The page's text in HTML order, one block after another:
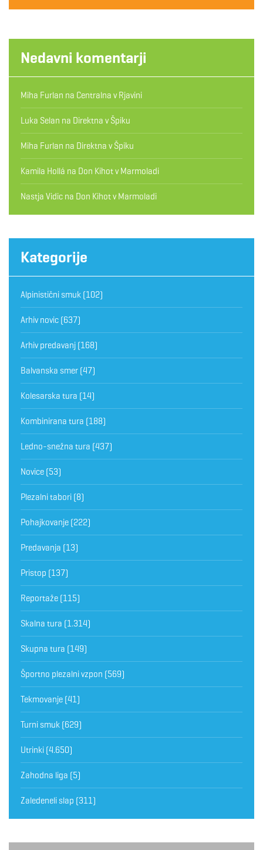
Nedavni komentarji
Miha Furlan na Centralna v Rjavini
Luka Selan na Direktna v Špiku
Miha Furlan na Direktna v Špiku
Kamila Hollá na Don Kihot v Marmoladi
Nastja Vidic na Don Kihot v Marmoladi
Kategorije
Alpinistični smuk (102)
Arhiv novic (637)
Arhiv predavanj (168)
Balvanska smer (47)
Kolesarska tura (14)
Kombinirana tura (188)
Ledno-snežna tura (437)
Novice (53)
Plezalni tabori (8)
Pohajkovanje (222)
Predavanja (13)
Pristop (137)
Reportaže (115)
Skalna tura (1.314)
Skupna tura (149)
Športno plezalni vzpon (569)
Tekmovanje (41)
Turni smuk (629)
Utrinki (4.650)
Zahodna liga (5)
Zaledeneli slap (311)